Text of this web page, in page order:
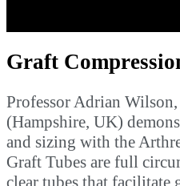
Graft
Professor Adrian
(Hampshire, UK)
and sizing with the
Graft Tubes are full
clear tubes that facilitate